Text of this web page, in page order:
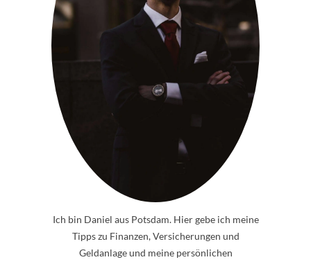
Ich bin Daniel aus Potsdam. Hier gebe ich meine
Tipps zu Finanzen, Versicherungen und
Geldanlage und meine persönlichen